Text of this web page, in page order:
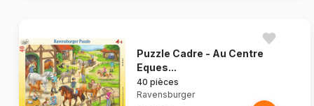
Puzzle Cadre - Au Centre
Eques...
40 pièces
Ravensburger